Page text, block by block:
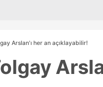
Arslan'ı her an açıklayabilir!